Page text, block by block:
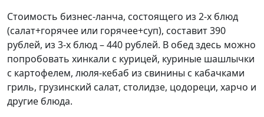
Стоимость бизнес-ланча, состоящего из 2-х блюд
(салат+горячее или горячее+суп), составит 390
рублей, из 3-х блюд – 440 рублей. В обед здесь можно
попробовать хинкали с курицей, куриные шашлычки
с картофелем, люля-кебаб из свинины с кабачками
гриль, грузинский салат, столидзе, цодореци, харчо и
другие блюда.